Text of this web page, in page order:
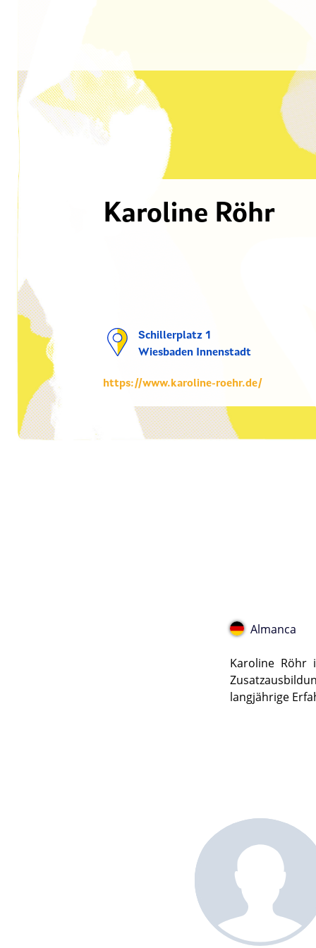
Karoline Röhr
Schillerplatz 1
Wiesbaden Innenstadt
https://www.karoline-roehr.de/
Almanca
Karoline Röhr
langjährige